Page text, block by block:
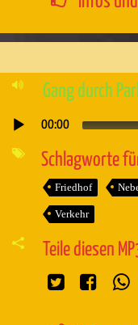
Gang durch
Audio-
00:00
Schlagworte
Friedhof
Verkehr
Teile diesen